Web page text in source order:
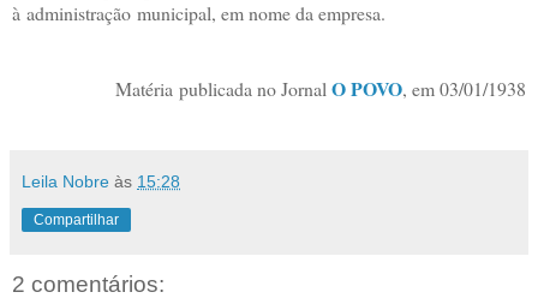
à administração municipal, em nome da empresa.
Matéria publicada no Jornal O POVO, em 03/01/1938
Leila Nobre às 15:28
Compartilhar
2 comentários: